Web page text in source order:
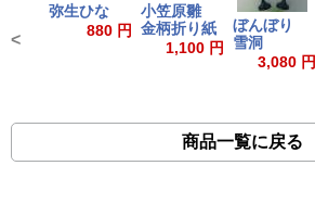
弥生ひな
880 円
小笠原雛
金柄折り紙
1,100 円
ぼんぼり
雪洞
3,080 円
<
商品一覧に戻る